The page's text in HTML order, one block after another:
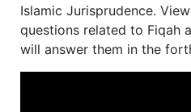
Islamic Jurisprudence.
questions related to Fiqah
will answer them in the